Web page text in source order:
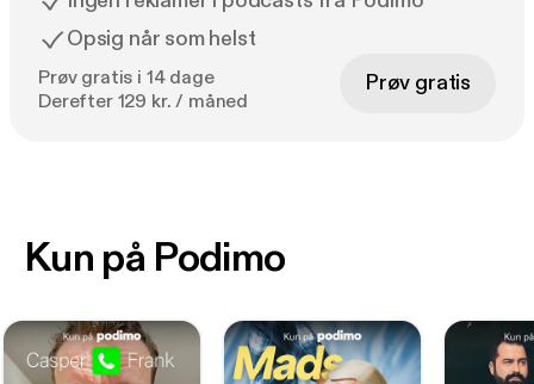
Opsig når som helst
Prøv gratis i 14 dage
Derefter 129 kr. / måned
Prøv gratis
Kun på Podimo